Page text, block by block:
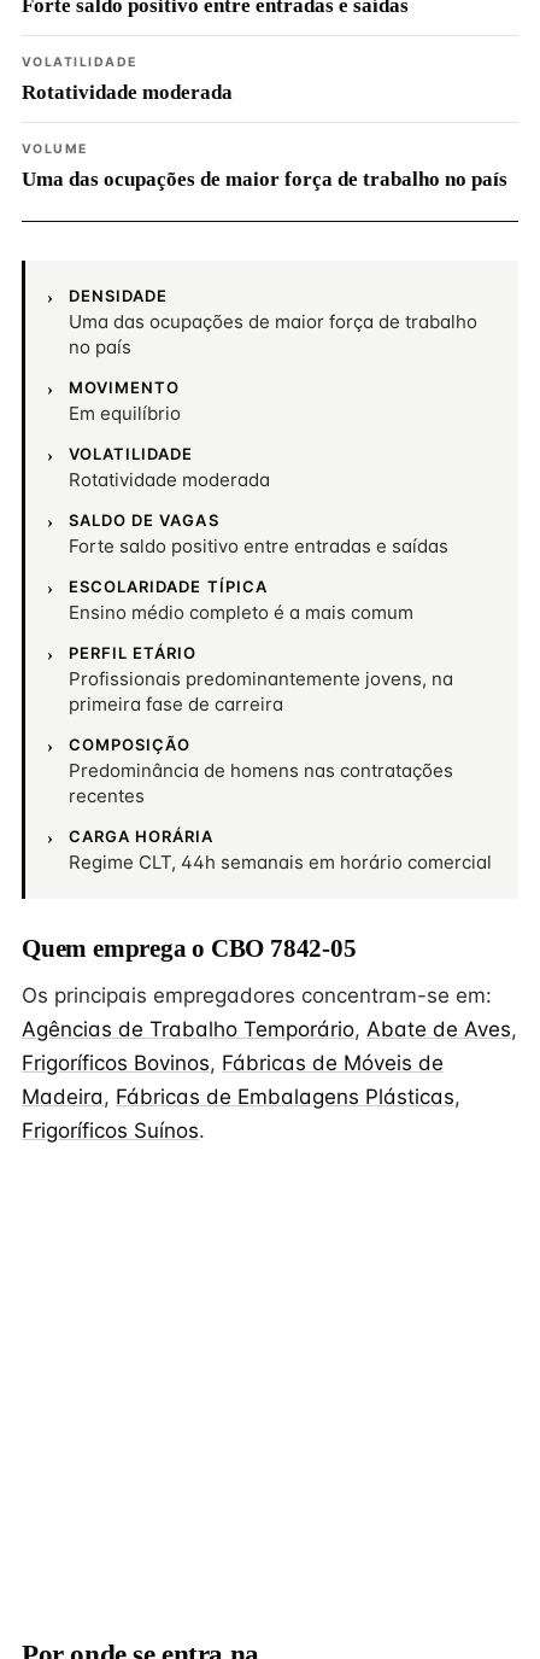
Forte saldo positivo entre entradas e saídas
VOLATILIDADE
Rotatividade moderada
VOLUME
Uma das ocupações de maior força de trabalho no país
DENSIDADE
Uma das ocupações de maior força de trabalho
no país
MOVIMENTO
Em equilíbrio
VOLATILIDADE
Rotatividade moderada
SALDO DE VAGAS
Forte saldo positivo entre entradas e saídas
ESCOLARIDADE TÍPICA
Ensino médio completo é a mais comum
PERFIL ETÁRIO
Profissionais predominantemente jovens, na
primeira fase de carreira
COMPOSIÇÃO
Predominância de homens nas contratações
recentes
CARGA HORÁRIA
Regime CLT, 44h semanais em horário comercial
Quem emprega o CBO 7842-05
Os principais empregadores concentram-se em:
Agências de Trabalho Temporário, Abate de Aves,
Frigoríficos Bovinos, Fábricas de Móveis de
Madeira, Fábricas de Embalagens Plásticas,
Frigoríficos Suínos.